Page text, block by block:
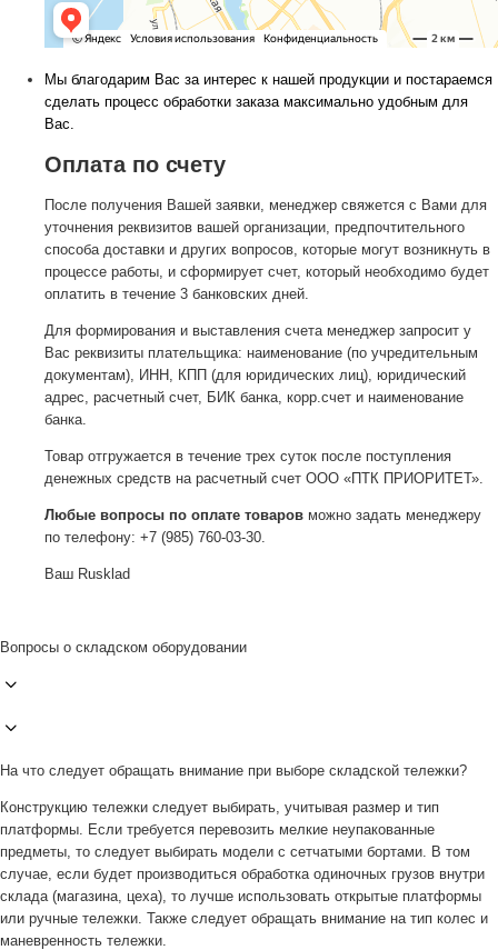
Мы благодарим Вас за интерес к нашей продукции и постараемся
сделать процесс обработки заказа максимально удобным для
Вас.
Оплата по счету
После получения Вашей заявки, менеджер свяжется с Вами для
уточнения реквизитов вашей организации, предпочтительного
способа доставки и других вопросов, которые могут возникнуть в
процессе работы, и сформирует счет, который необходимо будет
оплатить в течение 3 банковских дней.
Для формирования и выставления счета менеджер запросит у
Вас реквизиты плательщика: наименование (по учредительным
документам), ИНН, КПП (для юридических лиц), юридический
адрес, расчетный счет, БИК банка, корр.счет и наименование
банка.
Товар отгружается в течение трех суток после поступления
денежных средств на расчетный счет ООО «ПТК ПРИОРИТЕТ».
Любые вопросы по оплате товаров можно задать менеджеру
по телефону: +7 (985) 760-03-30.
Ваш Rusklad
Вопросы о складском оборудовании
На что следует обращать внимание при выборе складской тележки?
Конструкцию тележки следует выбирать, учитывая размер и тип
платформы. Если требуется перевозить мелкие неупакованные
предметы, то следует выбирать модели с сетчатыми бортами. В том
случае, если будет производиться обработка одиночных грузов внутри
склада (магазина, цеха), то лучше использовать открытые платформы
или ручные тележки. Также следует обращать внимание на тип колес и
маневренность тележки.